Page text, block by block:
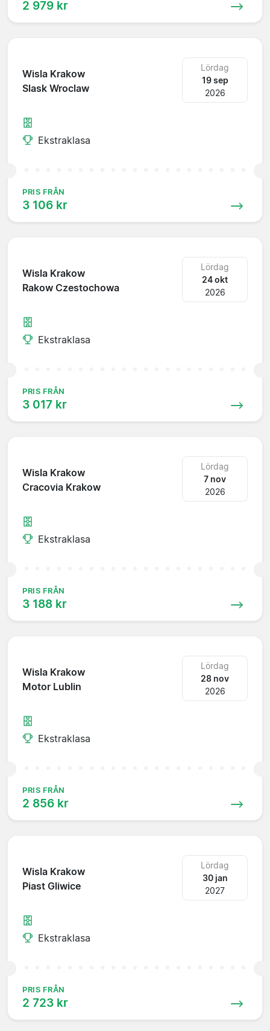
2 979 kr
Wisla Krakow
Slask Wroclaw
Lördag
19 sep
2026
Ekstraklasa
PRIS FRÅN
3 106 kr
Wisla Krakow
Rakow Czestochowa
Lördag
24 okt
2026
Ekstraklasa
PRIS FRÅN
3 017 kr
Wisla Krakow
Cracovia Krakow
Lördag
7 nov
2026
Ekstraklasa
PRIS FRÅN
3 188 kr
Wisla Krakow
Motor Lublin
Lördag
28 nov
2026
Ekstraklasa
PRIS FRÅN
2 856 kr
Wisla Krakow
Piast Gliwice
Lördag
30 jan
2027
Ekstraklasa
PRIS FRÅN
2 723 kr